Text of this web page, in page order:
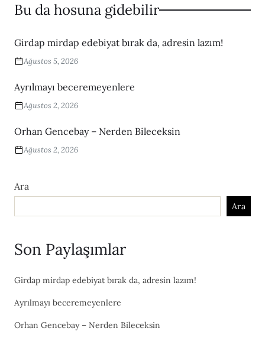
Bu da hosuna gidebilir
Girdap mirdap edebiyat bırak da, adresin lazım!
Ağustos 5, 2026
Ayrılmayı beceremeyenlere
Ağustos 2, 2026
Orhan Gencebay – Nerden Bileceksin
Ağustos 2, 2026
Ara
Ara
Son Paylaşımlar
Girdap mirdap edebiyat bırak da, adresin lazım!
Ayrılmayı beceremeyenlere
Orhan Gencebay – Nerden Bileceksin